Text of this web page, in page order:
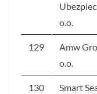
o.o.
129
Amw
o.o.
130 Smart